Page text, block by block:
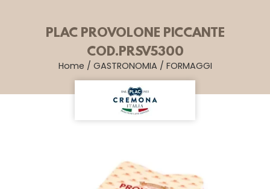
PLAC PROVOLONE PICCANTE
COD.PRSV5300
Home / GASTRONOMIA / FORMAGGI